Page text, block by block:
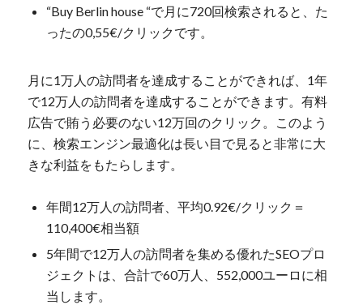
“Buy Berlin house “で月に720回検索されると、た
ったの0,55€/クリックです。
月に1万人の訪問者を達成することができれば、1年
で12万人の訪問者を達成することができます。有料
広告で賄う必要のない12万回のクリック。このよう
に、検索エンジン最適化は長い目で見ると非常に大
きな利益をもたらします。
年間12万人の訪問者、平均0.92€/クリック＝
110,400€相当額
5年間で12万人の訪問者を集める優れたSEOプロ
ジェクトは、合計で60万人、552,000ユーロに相
当します。